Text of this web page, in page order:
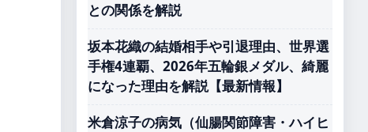
との関係を解説
坂本花織の結婚相手や引退理由、世界選
手権4連覇、2026年五輪銀メダル、綺麗
になった理由を解説【最新情報】
米倉涼子の病気（仙腸関節障害・ハイヒ